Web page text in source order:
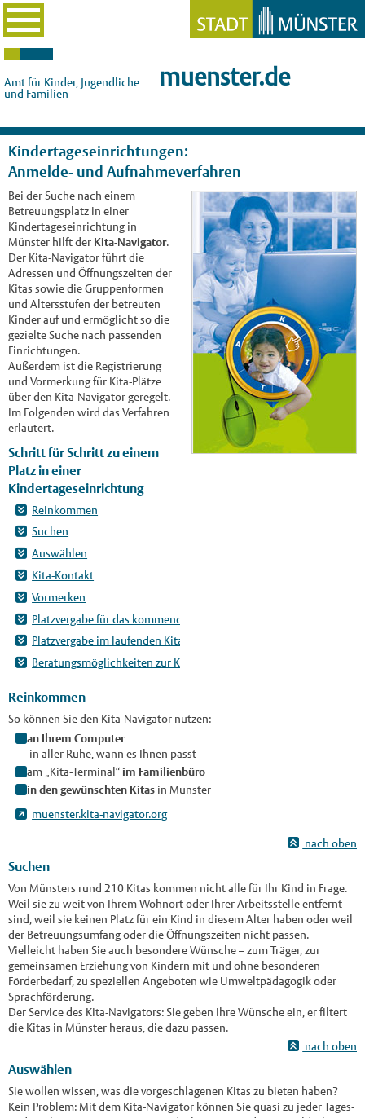
Amt für Kinder, Jugendliche
und Familien
muenster.de
Kindertageseinrichtungen:
Anmelde- und Aufnahmeverfahren
Bei der Suche nach einem
Betreuungsplatz in einer
Kindertageseinrichtung in
Münster hilft der Kita-Navigator.
Der Kita-Navigator führt die
Adressen und Öffnungszeiten der
Kitas sowie die Gruppenformen
und Altersstufen der betreuten
Kinder auf und ermöglicht so die
gezielte Suche nach passenden
Einrichtungen.
Außerdem ist die Registrierung
und Vormerkung für Kita-Plätze
über den Kita-Navigator geregelt.
Im Folgenden wird das Verfahren
erläutert.
Schritt für Schritt zu einem
Platz in einer
Kindertageseinrichtung
Reinkommen
Suchen
Auswählen
Kita-Kontakt
Vormerken
Platzvergabe für das kommende Kitajahr
Platzvergabe im laufenden Kitajahr
Reinkommen
So können Sie den Kita-Navigator nutzen:
an Ihrem Computer
in aller Ruhe, wann es Ihnen passt
am „Kita-Terminal“ im Familienbüro
in den gewünschten Kitas in Münster
muenster.kita-navigator.org
nach oben
Suchen
Von Münsters rund 210 Kitas kommen nicht alle für Ihr Kind in Frage.
Weil sie zu weit von Ihrem Wohnort oder Ihrer Arbeitsstelle entfernt
sind, weil sie keinen Platz für ein Kind in diesem Alter haben oder weil
der Betreuungsumfang oder die Öffnungszeiten nicht passen.
Vielleicht haben Sie auch besondere Wünsche – zum Träger, zur
gemeinsamen Erziehung von Kindern mit und ohne besonderen
Förderbedarf, zu speziellen Angeboten wie Umweltpädagogik oder
Sprachförderung.
Der Service des Kita-Navigators: Sie geben Ihre Wünsche ein, er filtert
die Kitas in Münster heraus, die dazu passen.
nach oben
Auswählen
Sie wollen wissen, was die vorgeschlagenen Kitas zu bieten haben?
Kein Problem: Mit dem Kita-Navigator können Sie quasi zu jeder Tages-